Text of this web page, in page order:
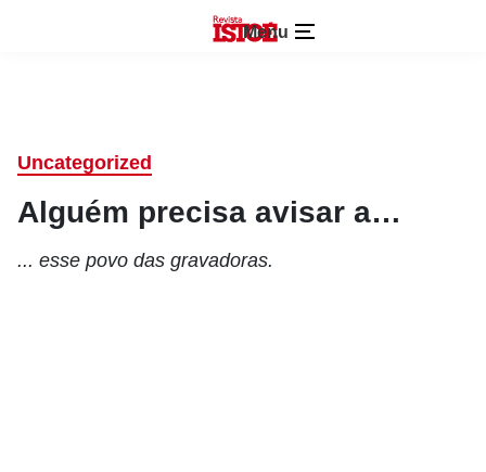
Menu
Uncategorized
Alguém precisa avisar a…
... esse povo das gravadoras.